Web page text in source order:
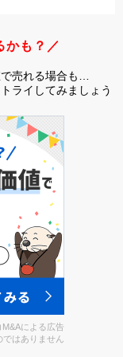
かも？／
売れる場合も…
ライしてみましょう
M&Aによる広告
はありません